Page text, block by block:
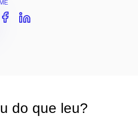
do que leu?